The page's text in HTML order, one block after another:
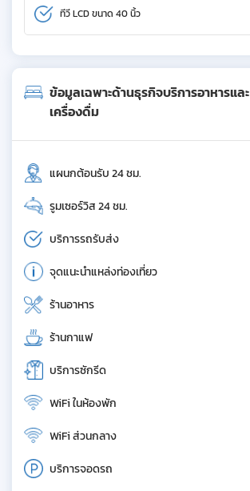
ทีวี LCD ขนาด 40 นิ้ว
ข้อมูลเฉพาะด้านธุรกิจบริการอาหารและ
เครื่องดื่ม
แผนกต้อนรับ 24 ชม.
รูมเซอร์วิส 24 ชม.
บริการรถรับส่ง
จุดแนะนำแหล่งท่องเที่ยว
ร้านอาหาร
ร้านกาแฟ
บริการซักรีด
WiFi ในห้องพัก
WiFi ส่วนกลาง
บริการจอดรถ